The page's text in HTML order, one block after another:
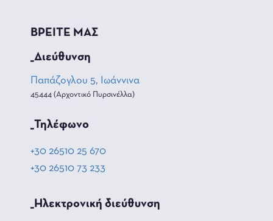
ΒΡΕΙΤΕ ΜΑΣ
_Διεύθυνση
Παπάζογλου 5, Ιωάννινα
45444 (Αρχοντικό Πυρσινέλλα)
_Τηλέφωνο
+30 26510 25 670
+30 26510 73 233
_Hλεκτρονική διεύθυνση